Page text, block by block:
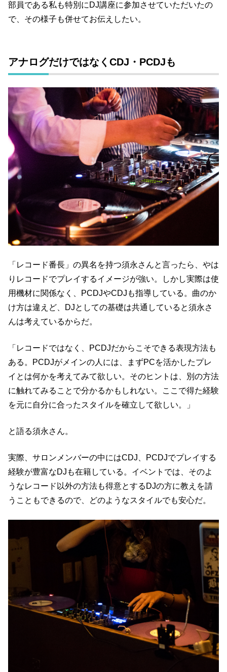
部員である私も特別にDJ講座に参加させていただいたの
で、その様子も併せてお伝えしたい。
アナログだけではなくCDJ・PCDJも
「レコード番長」の異名を持つ須永さんと言ったら、やは
りレコードでプレイするイメージが強い。しかし実際は使
用機材に関係なく、PCDJやCDJも指導している。曲のか
け方は違えど、DJとしての基礎は共通していると須永さ
んは考えているからだ。
「レコードではなく、PCDJだからこそできる表現方法も
ある。PCDJがメインの人には、まずPCを活かしたプレ
イとは何かを考えてみて欲しい。そのヒントは、別の方法
に触れてみることで分かるかもしれない。ここで得た経験
を元に自分に合ったスタイルを確立して欲しい。」
と語る須永さん。
実際、サロンメンバーの中にはCDJ、PCDJでプレイする
経験が豊富なDJも在籍している。イベントでは、そのよ
うなレコード以外の方法も得意とするDJの方に教えを請
うこともできるので、どのようなスタイルでも安心だ。